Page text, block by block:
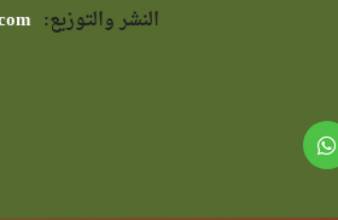
النشر والتوزيع: